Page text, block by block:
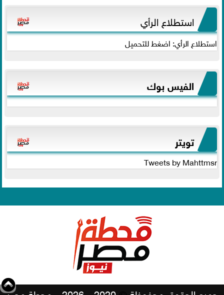
استطلاع الرأي
استطلاع الرأي: اضغط للتحميل
الفيس بوك
تويتر
Tweets by Mahttmsr